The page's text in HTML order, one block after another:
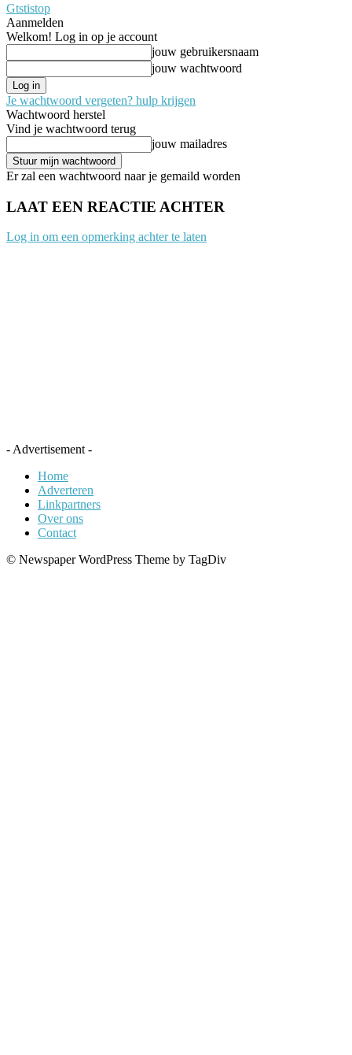
Gtstistop
Aanmelden
Welkom! Log in op je account
jouw gebruikersnaam
jouw wachtwoord
Je wachtwoord vergeten? hulp krijgen
Wachtwoord herstel
Vind je wachtwoord terug
jouw mailadres
Er zal een wachtwoord naar je gemaild worden
LAAT EEN REACTIE ACHTER
Log in om een opmerking achter te laten
- Advertisement -
Home
Adverteren
Linkpartners
Over ons
Contact
© Newspaper WordPress Theme by TagDiv